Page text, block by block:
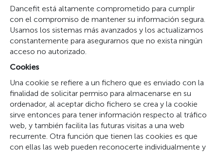
Dancefit está altamente comprometido para cumplir
con el compromiso de mantener su información segura.
Usamos los sistemas más avanzados y los actualizamos
constantemente para asegurarnos que no exista ningún
acceso no autorizado.
Cookies
Una cookie se refiere a un fichero que es enviado con la
finalidad de solicitar permiso para almacenarse en su
ordenador, al aceptar dicho fichero se crea y la cookie
sirve entonces para tener información respecto al tráfico
web, y también facilita las futuras visitas a una web
recurrente. Otra función que tienen las cookies es que
con ellas las web pueden reconocerte individualmente y